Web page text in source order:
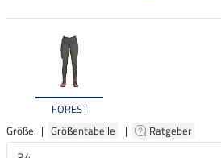
FOREST
Größe: | Größentabelle | Ratgeber